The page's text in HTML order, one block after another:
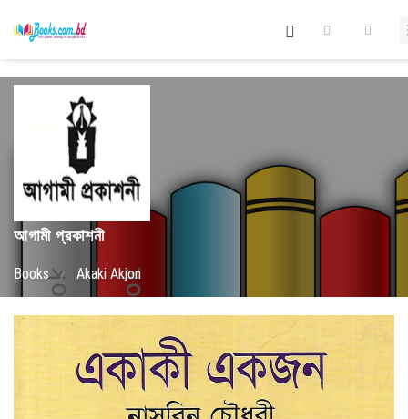
আগামী প্রকাশনী
Books / Akaki Akjon